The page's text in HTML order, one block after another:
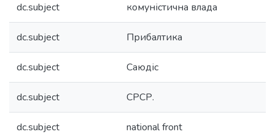
dc.subject комуністична влада
dc.subject Прибалтика
dc.subject Саюдіс
dc.subject СРСР.
dc.subject national front